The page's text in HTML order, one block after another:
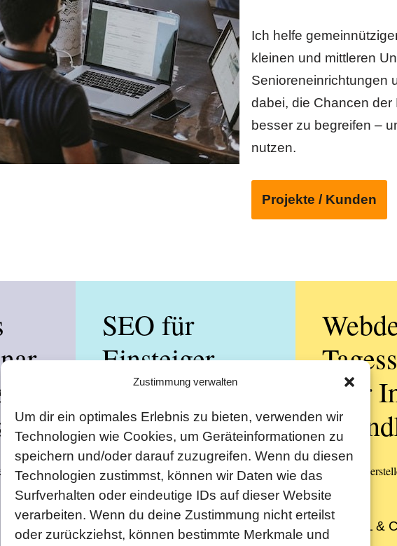
Zustimmung verwalten
Um dir ein optimales Erlebnis zu bieten, verwenden wir
Technologien wie Cookies, um Geräteinformationen zu
speichern und/oder darauf zuzugreifen. Wenn du diesen
Technologien zustimmst, können wir Daten wie das
Surfverhalten oder eindeutige IDs auf dieser Website
verarbeiten. Wenn du deine Zustimmung nicht erteilst
oder zurückziehst, können bestimmte Merkmale und
Ich helfe
kleinen und mittleren
Senioreneinrichtungen
dabei, die Chancen der
besser zu begreifen ­–
nutzen.
Projekte / Kunden
SEO für
Einsteiger
Tagesseminar
oder Intensiv-
Grundkurs
Suchmaschinenoptimierung Lernen
und auf Google ranken!
oder
Webseiten
HTML &